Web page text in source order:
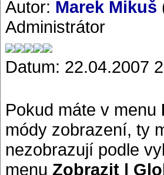
Autor: Marek Mikuš
Administrátor
Datum: 22.04.2007
Pokud máte v menu
módy zobrazení, ty
nezobrazují podle
menu Zobrazit |